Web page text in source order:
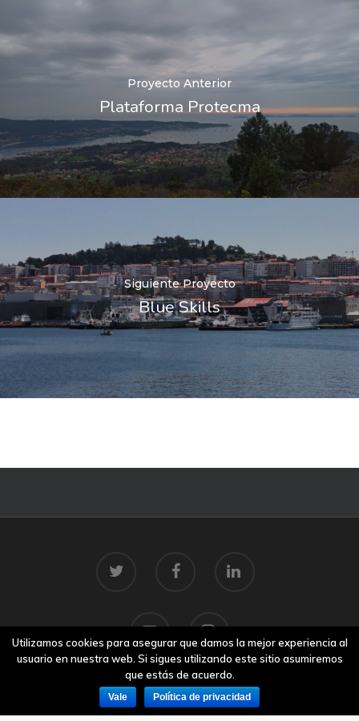
Proyecto Anterior
Plataforma Protecma
Siguiente Proyecto
Blue Skills
© 2026 Centro Tecnolóxico do Mar.
Utilizamos cookies para asegurar que damos la mejor experiencia al
usuario en nuestra web. Si sigues utilizando este sitio asumiremos
que estás de acuerdo.
Vale Política de privacidad